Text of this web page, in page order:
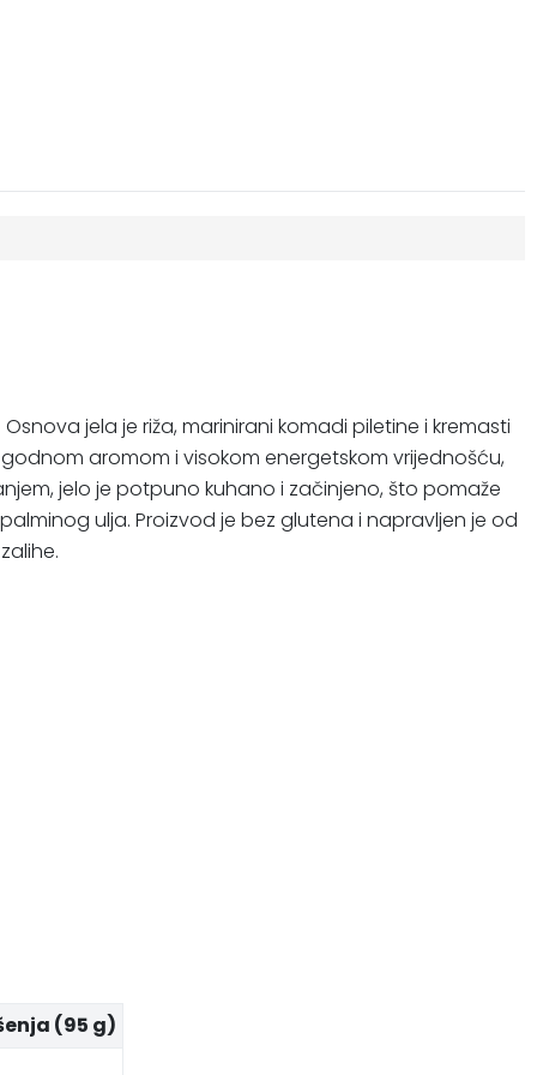
jela je riža, marinirani komadi piletine i kremasti
aromom i visokom energetskom vrijednošću,
jelo je potpuno kuhano i začinjeno, što pomaže
ulja. Proizvod je bez glutena i napravljen je od
(95 g)